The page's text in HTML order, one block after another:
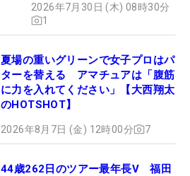
2026年7月30日 (木) 08時30分
1
夏場の重いグリーンで女子プロはパ
ターを替える アマチュアは「腹筋
に力を入れてください」【大西翔太
のHOTSHOT】
2026年8月7日 (金) 12時00分 7
44歳262日のツアー最年長V 福田